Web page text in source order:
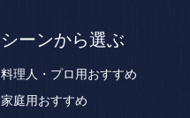
シーンから選ぶ
料理人・プロ用おすすめ
家庭用おすすめ